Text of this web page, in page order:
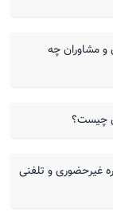
و مشاوران چه
چیست؟
غیرحضوری و تلفنی